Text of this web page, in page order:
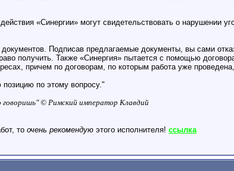
«Синергии» могут свидетельствовать о нарушении
Подписав предлагаемые документы, вы сами
получить. Также «Синергия» пытается с помощью
причем по договорам, по которым работа уже
по этому вопросу."
говоришь" © Римский император Клавдий
то очень рекомендую этого исполнителя! ссылка